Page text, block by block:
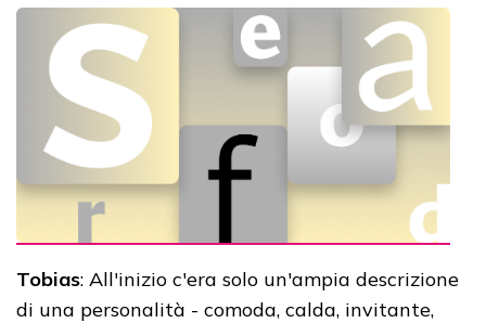
Tobias: All'inizio c'era solo un'ampia descrizione
di una personalità - comoda, calda, invitante,